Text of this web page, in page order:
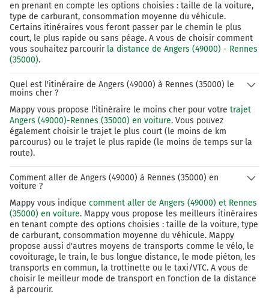
Tourner à gauche sur Rue de la Chalotais et
continuer sur 20 mètres
131 km
continuer sur 110 mètres
Pont de la Mission
131 km
Tourner à droite sur Rue de la Monnaie et
continuer sur 400 mètres
131 km
Tourner à droite sur Rue de Clisson et continuer
sur 70 mètres
131 km
Tourner à gauche sur Rue Duguesclin et continuer
132 km
en prenant en compte les options choisies : taille de la voiture,
type de carburant, consommation moyenne du véhicule.
Certains itinéraires vous feront passer par le chemin le plus
court, le plus rapide ou sans péage. A vous de choisir comment
vous souhaitez parcourir la distance de Angers (49000) - Rennes
(35000).
Quel est l'itinéraire de Angers (49000) à Rennes (35000) le
moins cher ?
Mappy vous propose l'itinéraire le moins cher pour votre trajet
Angers (49000)-Rennes (35000) en voiture. Vous pouvez
également choisir le trajet le plus court (le moins de km
parcourus) ou le trajet le plus rapide (le moins de temps sur la
route).
Comment aller de Angers (49000) à Rennes (35000) en
voiture ?
Mappy vous indique comment aller de Angers (49000) et Rennes
(35000) en voiture. Mappy vous propose les meilleurs itinéraires
en tenant compte des options choisies : taille de la voiture, type
de carburant, consommation moyenne du véhicule. Mappy
propose aussi d'autres moyens de transports comme le vélo, le
covoiturage, le train, le bus longue distance, le mode piéton, les
transports en commun, la trottinette ou le taxi/VTC. A vous de
choisir le meilleur mode de transport en fonction de la distance
à parcourir.